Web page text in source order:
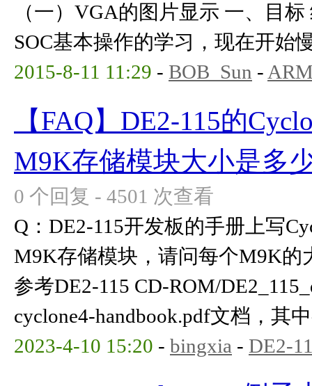
（一）VGA的图片显示 一、目
SOC基本操作的学习，现在开始
2015-8-11 11:29 - BOB_Sun -
【FAQ】DE2-115的
M9K存储模块大小是多
0 个回复 - 4501 次查看
Q：DE2-115开发板的手册上写
M9K存储模块，请问每个M9K的
参考DE2-115 CD-ROM/
cyclone4-handbook.pdf文档，其
2023-4-10 15:20 - bingxia - DE2-